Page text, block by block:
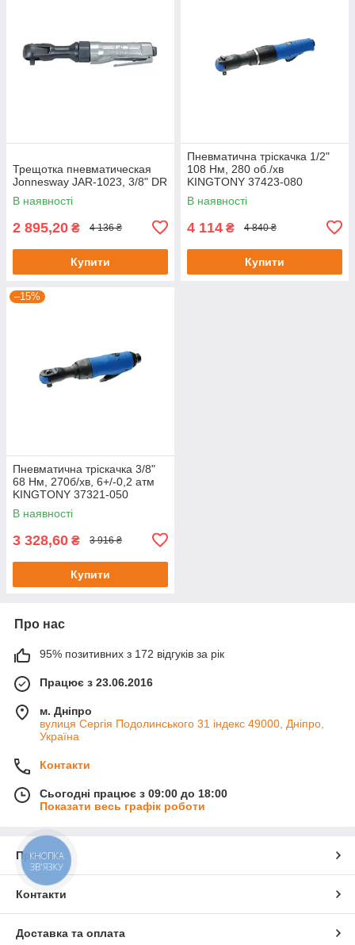
Трещотка пневматическая
Jonnesway JAR-1023, 3/8" DR
В наявності
2 895,20 ₴ 4 136 ₴
Купити
Пневматична тріскачка 1/2"
108 Нм, 280 об./хв
KINGTONY 37423-080
В наявності
4 114 ₴ 4 840 ₴
Купити
–15%
Пневматична тріскачка 3/8"
68 Нм, 270б/хв, 6+/-0,2 атм
KINGTONY 37321-050
В наявності
3 328,60 ₴ 3 916 ₴
Купити
Про нас
95% позитивних з 172 відгуків за рік
Працює з 23.06.2016
м. Дніпро
вулиця Сергія Подолинського 31 індекс 49000, Дніпро,
Україна
Контакти
Сьогодні працює з 09:00 до 18:00
Показати весь графік роботи
Про нас
Контакти
Доставка та оплата
КНОПКА
ЗВ'ЯЗКУ